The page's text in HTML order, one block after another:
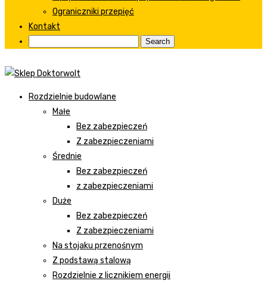
Ograniczniki przepięć
Kontakt
Rozdzielnie budowlane
Małe
Bez zabezpieczeń
Z zabezpieczeniami
Średnie
Bez zabezpieczeń
z zabezpieczeniami
Duże
Bez zabezpieczeń
Z zabezpieczeniami
Na stojaku przenośnym
Z podstawą stalową
Rozdzielnie z licznikiem energii